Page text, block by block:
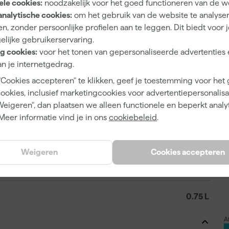
cookies: noodzakelijk voor het goed functioneren van de
cookies: om het gebruik van de website te
zonder persoonlijke profielen aan te leggen. Dit biedt voor
gebruikerservaring.
cookies: voor het tonen van gepersonaliseerde advertenties
je internetgedrag.
accepteren" te klikken, geef je toestemming voor het
inclusief marketingcookies voor
dan plaatsen we alleen functionele en beperkt
informatie vind je in ons cookiebeleid.
Cookies accepteren
Weigeren
Mengverf
8711113337458
5684540
0.75 L